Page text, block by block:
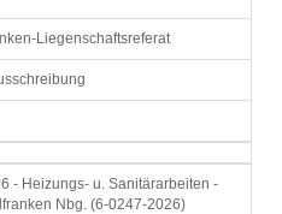
Liegenschaftsreferat
- Heizungs- u. Sanitärarbeiten -
Nbg. (6-0247-2026)